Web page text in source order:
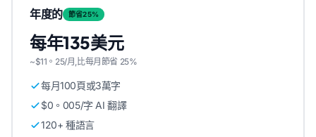
年度的 節省25%
每年135美元
~$11。25/月,比每月節省 25%
每月100頁或3萬字
$0。005/字 AI 翻譯
120+ 種語言